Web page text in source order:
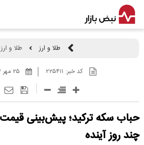
طلا و ارز طلا و ارز
کد خبر: ۲۲۵۴۱۱
حباب سکه ترکید؛ پیش‌بینی
چند روز آینده